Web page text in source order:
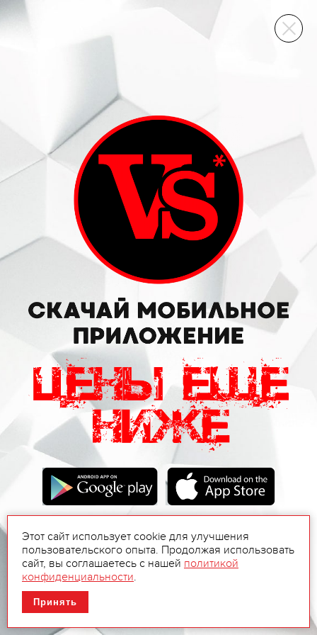
ВИННЫЙ СКЛАД
Этот сайт использует cookie для улучшения
пользовательского опыта. Продолжая использовать
сайт, вы соглашаетесь с нашей политикой
конфиденциальности.
Принять